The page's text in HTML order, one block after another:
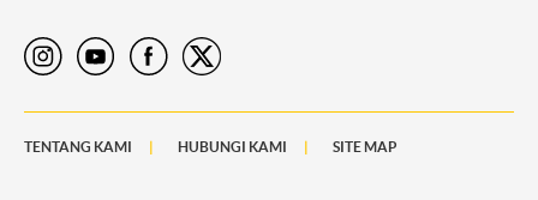
TENTANG KAMI HUBUNGI KAMI SITE MAP